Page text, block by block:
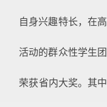
自身兴趣特长，在
活动的群众性学生
荣获省内大奖。其